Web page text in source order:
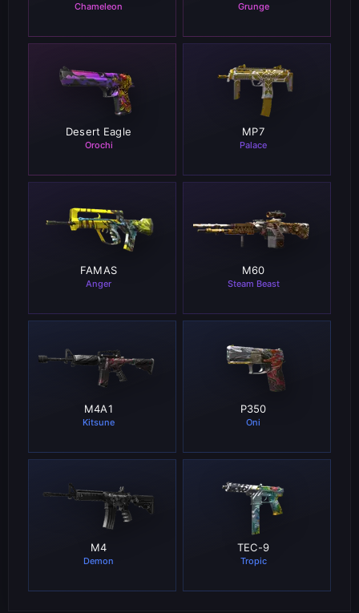
Chameleon Grunge
Desert Eagle
Orochi
STATTRAK™
150 4.38%
MP7
Palace
STATTRAK™
4.45%
FAMAS
Anger
STATTRAK™
28 4.36%
M60
Steam Beast
22 4.38%
REGULAR
M4A1
Kitsune
STATTRAK™
49 4.39%
REGULAR
P350
Oni
STATTRAK™
4.49%
M4
Demon
STATTRAK™
18 4.38%
TEC-9
Tropic
STATTRAK™
4.4%